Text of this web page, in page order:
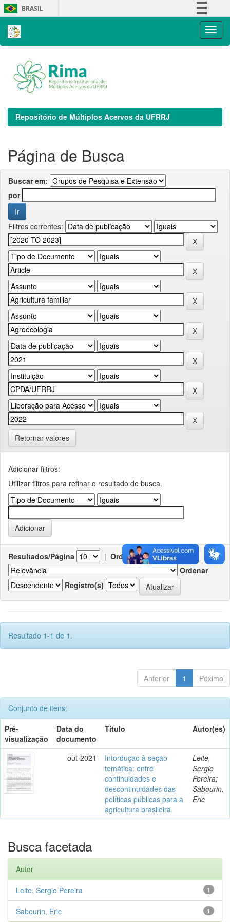
Skip
navigation
BRASIL
Repositório de Múltiplos Acervos da UFRRJ
Página de Busca
Buscar em:
por
Filtros correntes:
Retornar valores
Adicionar filtros:
Utilizar filtros para refinar o resultado de busca.
Resultados/Página | Ordenar registros por
Ordenar
Registro(s)
Resultado 1-1 de 1.
Anterior 1 Póximo
Conjunto de itens:
Pré-
visualização
Data do
documento
Título Autor(es)
out-2021
Intordução à seção
temática: entre
continuidades e
descontinuidades das
políticas públicas para a
agricultura brasileira
Leite,
Sergio
Pereira;
Sabourin,
Eric
Busca facetada
Autor
1
Leite, Sergio Pereira
1
Sabourin, Eric